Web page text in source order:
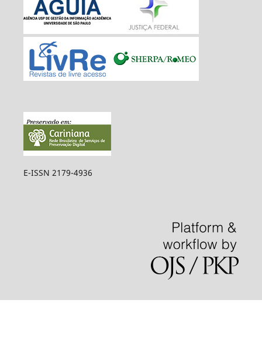
E-ISSN 2179-4936